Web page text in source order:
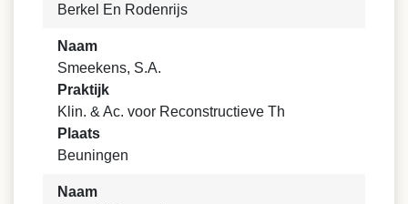
Berkel En Rodenrijs
Naam
Smeekens, S.A.
Praktijk
Klin. & Ac. voor Reconstructieve Th
Plaats
Beuningen
Naam